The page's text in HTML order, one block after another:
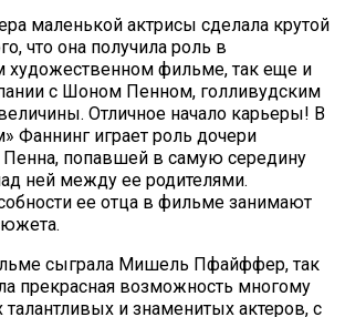
маленькой актрисы сделала крутой
что она получила роль в
художественном фильме, так еще и
с Шоном Пенном, голливудским
Отличное начало карьеры! В
Фаннинг играет роль дочери
попавшей в самую середину
ней между ее родителями.
ее отца в фильме занимают
сыграла Мишель Пфайффер, так
прекрасная возможность многому
талантливых и знаменитых актеров, с